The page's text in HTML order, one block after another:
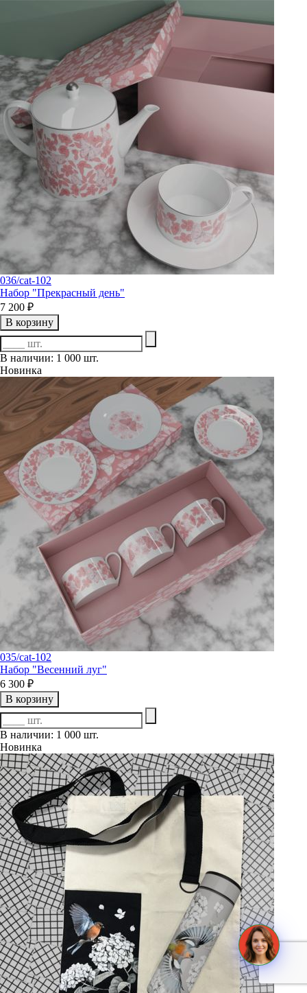
036/cat-102
Набор "Прекрасный день"
7 200 ₽
В корзину
В наличии: 1 000 шт.
Новинка
035/cat-102
Набор "Весенний луг"
6 300 ₽
В корзину
В наличии: 1 000 шт.
Новинка